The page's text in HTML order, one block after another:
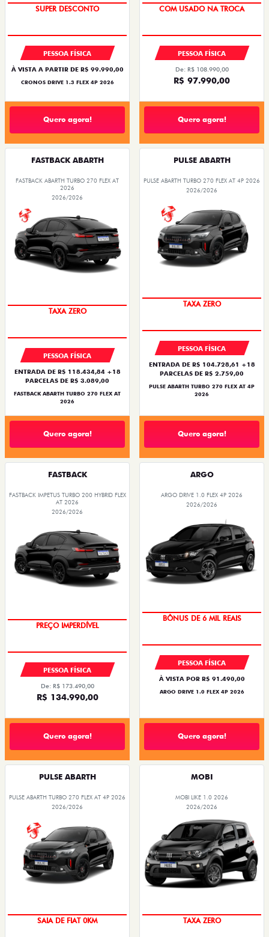
SUPER DESCONTO
PESSOA FÍSICA
À VISTA A PARTIR DE R$ 99.990,00
CRONOS DRIVE 1.3 FLEX 4P 2026
Quero agora!
COM USADO NA TROCA
PESSOA FÍSICA
De: R$ 108.990,00
R$ 97.990,00
Quero agora!
FASTBACK ABARTH
FASTBACK ABARTH TURBO 270 FLEX AT
2026
2026/2026
TAXA ZERO
PESSOA FÍSICA
ENTRADA DE R$ 118.434,84 +18
PARCELAS DE R$ 3.089,00
FASTBACK ABARTH TURBO 270 FLEX AT
2026
Quero agora!
PULSE ABARTH
PULSE ABARTH TURBO 270 FLEX AT 4P 2026
2026/2026
TAXA ZERO
PESSOA FÍSICA
ENTRADA DE R$ 104.728,61 +18
PARCELAS DE R$ 2.759,00
PULSE ABARTH TURBO 270 FLEX AT 4P
2026
Quero agora!
FASTBACK
FASTBACK IMPETUS TURBO 200 HYBRID FLEX
AT 2026
2026/2026
PREÇO IMPERDÍVEL
PESSOA FÍSICA
De: R$ 173.490,00
R$ 134.990,00
Quero agora!
ARGO
ARGO DRIVE 1.0 FLEX 4P 2026
2026/2026
BÔNUS DE 6 MIL REAIS
PESSOA FÍSICA
À VISTA POR R$ 91.490,00
ARGO DRIVE 1.0 FLEX 4P 2026
Quero agora!
PULSE ABARTH
PULSE ABARTH TURBO 270 FLEX AT 4P 2026
2026/2026
SAIA DE FIAT 0KM
MOBI
MOBI LIKE 1.0 2026
2026/2026
TAXA ZERO